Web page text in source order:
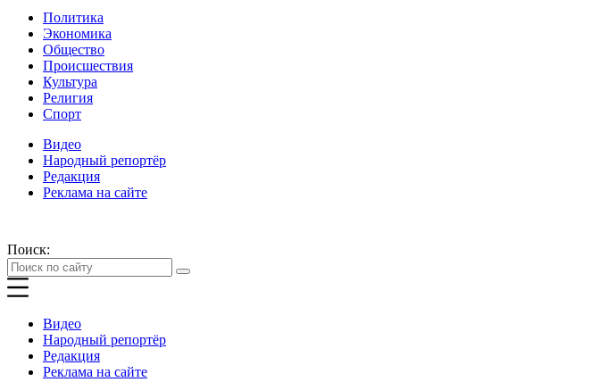
Политика
Экономика
Общество
Происшествия
Культура
Религия
Спорт
Видео
Народный репортёр
Редакция
Реклама на сайте
Поиск:
Видео
Народный репортёр
Редакция
Реклама на сайте